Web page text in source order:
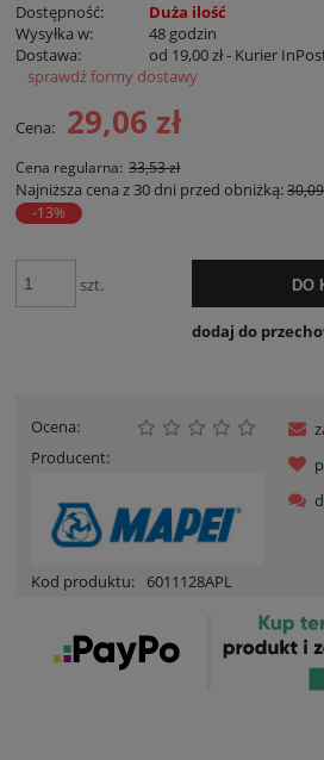
Dostępność:
Duża ilość
Wysyłka w:
48 godzin
Dostawa:
od 19,00 zł- Kurier
Cena nie zawiera ewentualnych kosztów
sprawdź formy dostawy
Cena: 29,06 zł
Cena regularna: 33,53 zł
Najniższa cena z 30 dni przed obniżką:30,09
-13%
szt. DO
dodaj do
Ocena:
Producent:
Kod produktu: 6011128APL